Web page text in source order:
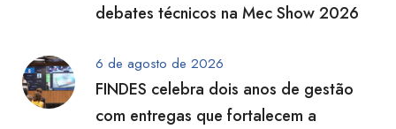
debates técnicos na Mec Show 2026
6 de agosto de 2026
FINDES celebra dois anos de gestão
com entregas que fortalecem a